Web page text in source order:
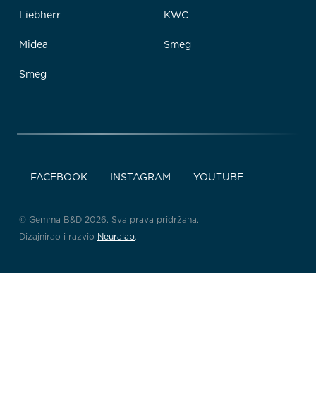
Liebherr
Midea
Smeg
KWC
Smeg
FACEBOOK INSTAGRAM YOUTUBE
© Gemma B&D 2026. Sva prava pridržana.
Dizajnirao i razvio Neuralab.